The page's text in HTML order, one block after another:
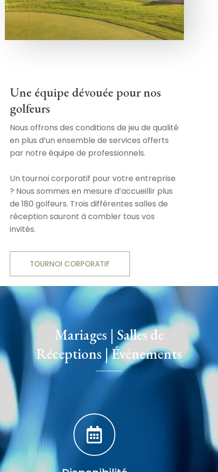
Une équipe dévouée pour nos
golfeurs
Nous offrons des conditions de jeu de qualité
en plus d’un ensemble de services offerts
par notre équipe de professionnels.
Un tournoi corporatif pour votre entreprise
? Nous sommes en mesure d’accueillir plus
de 180 golfeurs. Trois différentes salles de
réception sauront à combler tous vos
invités.
TOURNOI CORPORATIF
Mariages | Salles de
Réceptions | Événements